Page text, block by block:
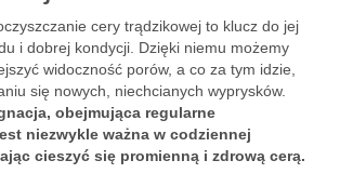
cery trądzikowej to klucz do jej
i dobrej kondycji. Dzięki niemu możemy
widoczność porów, a co za tym idzie,
się nowych, niechcianych wyprysków.
obejmująca regularne
niezwykle ważna w codziennej
cieszyć się promienną i zdrową cerą.